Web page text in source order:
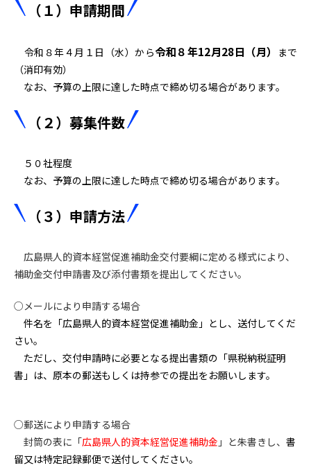
（１）申請期間
令和８年４月１日（水）から令和８年12月28日（月）
まで
（消印有効）
なお、予算の上限に達した時点で締め切る場合があります。
（２）募集件数
５０社程度
なお、予算の上限に達した時点で締め切る場合があります。
（３）申請方法
広島県人的資本経営促進補助金交付要綱に定める様式により、
補助金交付申請書及び添付書類を提出してください。
○メールにより申請する場合
件名を「広島県人的資本経営促進補助金」とし、送付してくだ
さい。​
​ただし、交付申請時に必要となる提出書類の「県税納税証明
書」は、原本の郵送もしくは持参での提出をお願いします。
○郵送により申請する場合
封筒の表に「広島県人的資本経営促進補助金 」と朱書きし、 書
留又は特定記録郵便で送付してください。​​